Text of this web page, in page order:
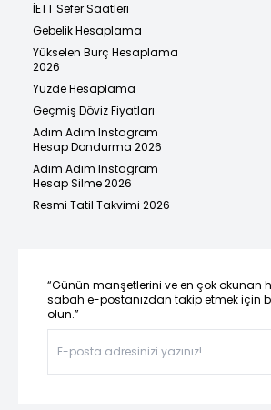
İETT Sefer Saatleri
Gebelik Hesaplama
Yükselen Burç Hesaplama
2026
Yüzde Hesaplama
Geçmiş Döviz Fiyatları
Adım Adım Instagram
Hesap Dondurma 2026
Adım Adım Instagram
Hesap Silme 2026
Resmi Tatil Takvimi 2026
“Günün manşetlerini ve en çok okunan
sabah e-postanızdan takip etmek için
olun.”